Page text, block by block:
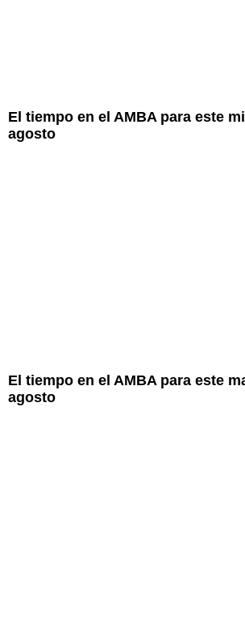
El tiempo en el AMBA para este
agosto
El tiempo en el AMBA para este
agosto